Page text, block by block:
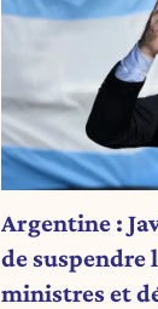
Argentine :
de suspendre
ministres et